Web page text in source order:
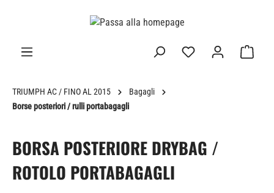
TRIUMPH AC / FINO AL 2015
Bagagli
Borse posteriori / rulli portabagagli
BORSA POSTERIORE DRYBAG /
ROTOLO PORTABAGAGLI